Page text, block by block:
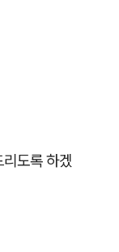
도록 하겠